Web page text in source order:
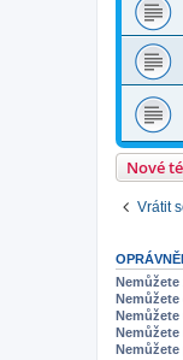
Nové
Vrátit
Nemůžete
Nemůžete
Nemůžete
Nemůžete
Nemůžete